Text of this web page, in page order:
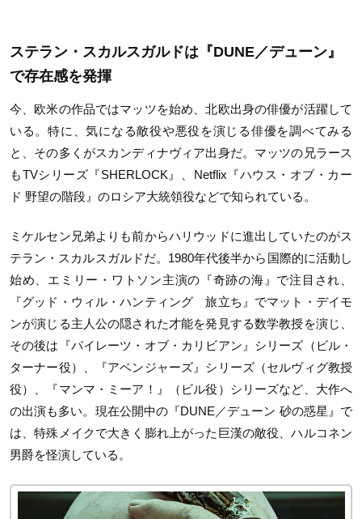
ステラン・スカルスガルドは『DUNE／デューン』
で存在感を発揮
今、欧米の作品ではマッツを始め、北欧出身の俳優が活躍して
いる。特に、気になる敵役や悪役を演じる俳優を調べてみる
と、その多くがスカンディナヴィア出身だ。マッツの兄ラース
もTVシリーズ『SHERLOCK』、Netflix『ハウス・オブ・カー
ド 野望の階段』のロシア大統領役などで知られている。
ミケルセン兄弟よりも前からハリウッドに進出していたのがス
テラン・スカルスガルドだ。1980年代後半から国際的に活動し
始め、エミリー・ワトソン主演の『奇跡の海』で注目され、
『グッド・ウィル・ハンティング 旅立ち』でマット・デイモ
ンが演じる主人公の隠された才能を発見する数学教授を演じ、
その後は『パイレーツ・オブ・カリビアン』シリーズ（ビル・
ターナー役）、『アベンジャーズ』シリーズ（セルヴィグ教授
役）、『マンマ・ミーア！』（ビル役）シリーズなど、大作へ
の出演も多い。現在公開中の『DUNE／デューン 砂の惑星』で
は、特殊メイクで大きく膨れ上がった巨漢の敵役、ハルコネン
男爵を怪演している。